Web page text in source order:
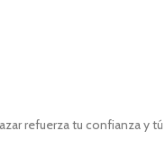
refuerza tu confianza y tú